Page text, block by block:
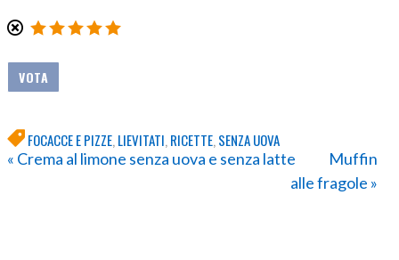
FOCACCE E PIZZE,LIEVITATI,RICETTE,SENZA UOVA
« Crema al limone senza uova e senza latte
Muffin
alle fragole »